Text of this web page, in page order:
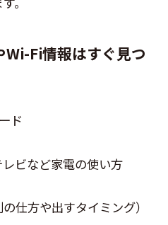
Fi情報はすぐ見つ
ド
ビなど家電の使い方
仕方や出すタイミング）